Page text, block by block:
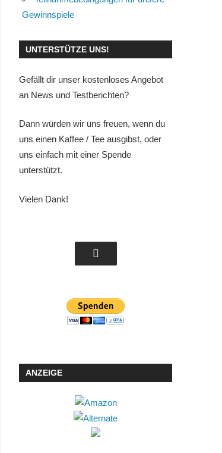
Gewinnspiele
UNTERSTÜTZE UNS!
Gefällt dir unser kostenloses Angebot
an News und Testberichten?
Dann würden wir uns freuen, wenn du
uns einen Kaffee / Tee ausgibst, oder
uns einfach mit einer Spende
unterstützt.
Vielen Dank!
ANZEIGE